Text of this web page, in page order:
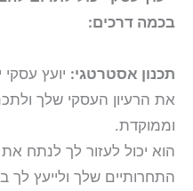
בכמה דרכים:
תכנון אסטרטגי: יועץ עסקי
את הרעיון העסקי שלך
וממוקדת.
הוא יכול לעזור לך לנתח
התחרותיים שלך ולייעץ לך